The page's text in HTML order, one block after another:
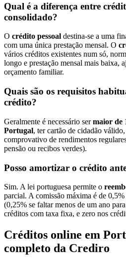
Qual é a diferença entre
consolidado?
O crédito pessoal destina-se a uma
com uma única prestação mensal. O
vários créditos existentes num só,
longo e prestação mensal mais baixa,
orçamento familiar.
Quais são os requisitos
crédito?
Geralmente é necessário sermaior de
Portugal, ter cartão de cidadão
comprovativo de rendimentos
pensão ou recibos verdes).
Posso amortizar o crédito
Sim. A lei portuguesa permite o
parcial. A comissão máxima é de
(0,25% se faltar menos de um ano
créditos com taxa fixa, e zero nos
Créditos online em
completo da Crediro